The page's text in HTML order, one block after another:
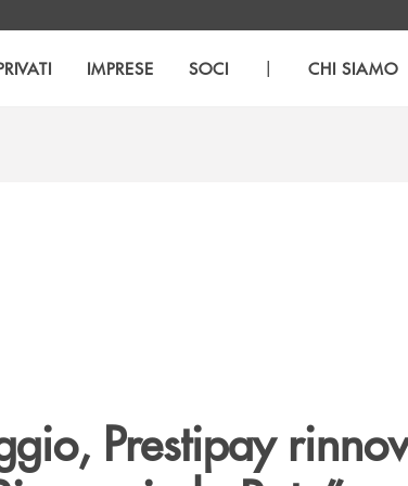
IMPRESE SOCI | CHI SIAMO
Prestipay